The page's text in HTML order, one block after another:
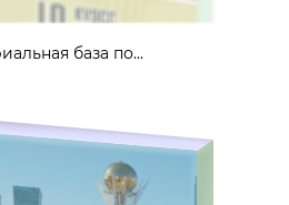
база по...